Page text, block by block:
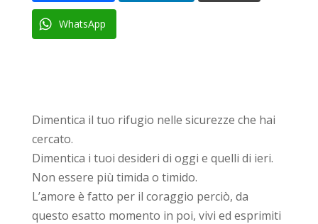
WhatsApp
Dimentica il tuo rifugio nelle sicurezze che hai
cercato.
Dimentica i tuoi desideri di oggi e quelli di ieri.
Non essere più timida o timido.
L’amore è fatto per il coraggio perciò, da
questo esatto momento in poi, vivi ed esprimiti